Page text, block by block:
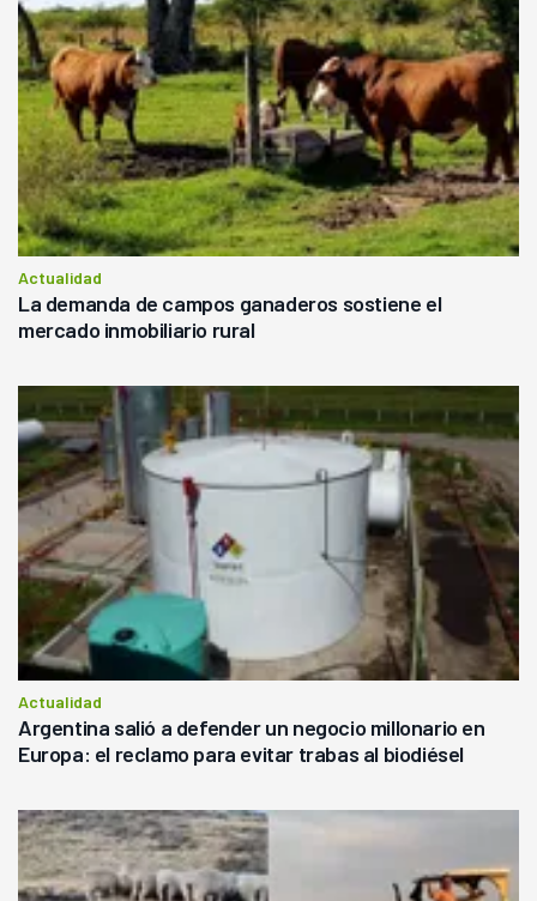
Actualidad
La demanda de campos ganaderos sostiene el
mercado inmobiliario rural
Actualidad
Argentina salió a defender un negocio millonario en
Europa: el reclamo para evitar trabas al biodiésel